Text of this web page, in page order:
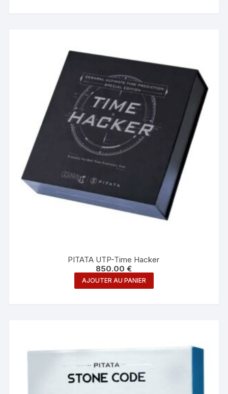
PITATA UTP-Time Hacker
850.00€
AJOUTER AU PANIER